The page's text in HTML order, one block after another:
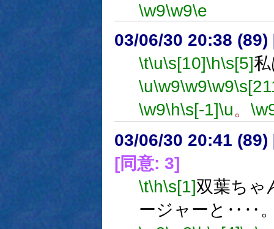
\w9\w9\e
03/06/30 20:38 (89)
\t\u\s[10]\h\s[5]
\u\w9\w9\w9
\w9\h\s[-1]\u。
03/06/30 20:41 (89)
[同意: 3]
\t\h\s[1]双葉ちゃ
ージャーと‥‥